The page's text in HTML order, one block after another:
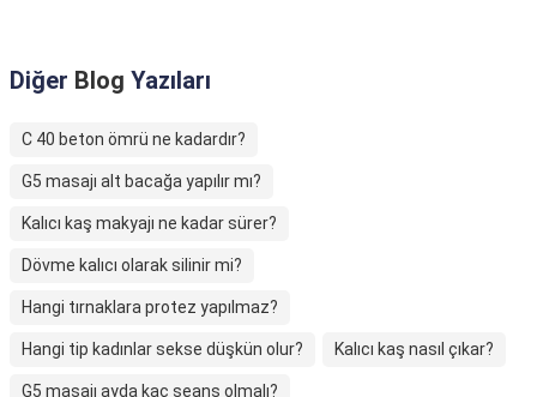
Diğer Blog Yazıları
C 40 beton ömrü ne kadardır?
G5 masajı alt bacağa yapılır mı?
Kalıcı kaş makyajı ne kadar sürer?
Dövme kalıcı olarak silinir mi?
Hangi tırnaklara protez yapılmaz?
Hangi tip kadınlar sekse düşkün olur? Kalıcı kaş nasıl çıkar?
G5 masajı ayda kaç seans olmalı?